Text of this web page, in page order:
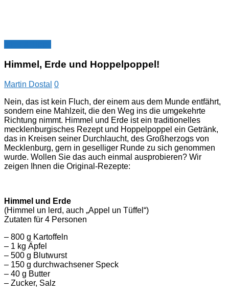
Himmel, Erde und Hoppelpoppel!
Martin Dostal 0
Nein, das ist kein Fluch, der einem aus dem Munde entfährt,
sondern eine Mahlzeit, die den Weg ins die umgekehrte
Richtung nimmt. Himmel und Erde ist ein traditionelles
mecklenburgisches Rezept und Hoppelpoppel ein Getränk,
das in Kreisen seiner Durchlaucht, des Großherzogs von
Mecklenburg, gern in geselliger Runde zu sich genommen
wurde. Wollen Sie das auch einmal ausprobieren? Wir
zeigen Ihnen die Original-Rezepte:
Himmel und Erde
(Himmel un lerd, auch „Appel un Tüffel“)
Zutaten für 4 Personen
– 800 g Kartoffeln
– 1 kg Äpfel
– 500 g Blutwurst
– 150 g durchwachsener Speck
– 40 g Butter
– Zucker, Salz